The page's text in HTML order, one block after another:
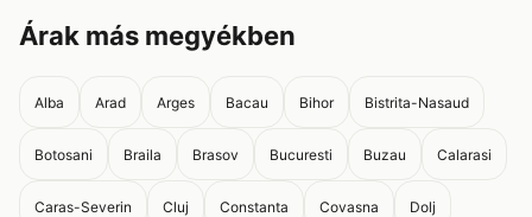
Árak más megyékben
Alba Arad Arges Bacau Bihor Bistrita-Nasaud
Botosani Braila Brasov Bucuresti Buzau Calarasi
Caras-Severin Cluj Constanta Covasna Dolj